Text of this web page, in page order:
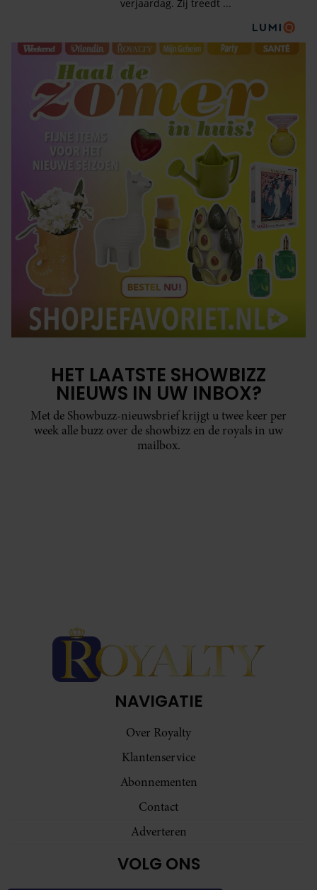
HET LAATSTE SHOWBIZZ
NIEUWS IN UW INBOX?
Met de Showbuzz-nieuwsbrief krijgt u twee keer per
week alle buzz over de showbizz en de royals in uw
mailbox.
NAVIGATIE
Over Royalty
Klantenservice
Abonnementen
Contact
Adverteren
VOLG ONS